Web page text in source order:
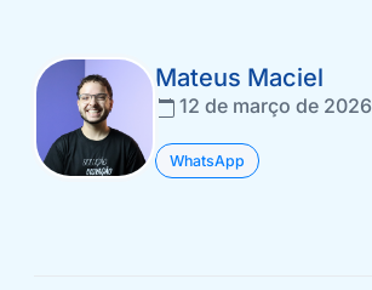
Mateus Maciel
12 de março de 2026
WhatsApp